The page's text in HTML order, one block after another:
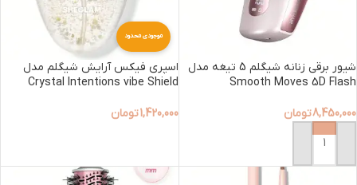
شیور برقی زنانه شیگلم 5 تیغه مدل
Smooth Moves 5D Flash
8,450,000تومان
افزودن به سبد خرید
موجودی محدود
اسپری فیکس آرایش شیگلم مدل
Crystal Intentions vibe Shield
1,420,000تومان